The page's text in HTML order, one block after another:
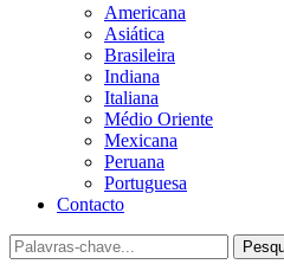
Americana
Asiática
Brasileira
Indiana
Italiana
Médio Oriente
Mexicana
Peruana
Portuguesa
Contacto